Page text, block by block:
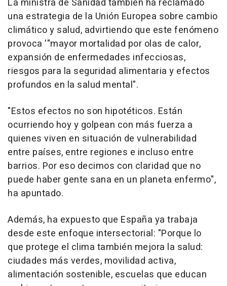
La ministra de Sanidad también ha reclamado
una estrategia de la Unión Europea sobre cambio
climático y salud, advirtiendo que este fenómeno
provoca '"mayor mortalidad por olas de calor,
expansión de enfermedades infecciosas,
riesgos para la seguridad alimentaria y efectos
profundos en la salud mental".
"Estos efectos no son hipotéticos. Están
ocurriendo hoy y golpean con más fuerza a
quienes viven en situación de vulnerabilidad
entre países, entre regiones e incluso entre
barrios. Por eso decimos con claridad que no
puede haber gente sana en un planeta enfermo",
ha apuntado.
Además, ha expuesto que España ya trabaja
desde este enfoque intersectorial: "Porque lo
que protege el clima también mejora la salud:
ciudades más verdes, movilidad activa,
alimentación sostenible, escuelas que educan